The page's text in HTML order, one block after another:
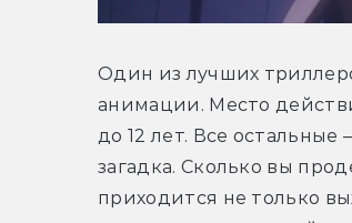
Один из лучших
анимации. Место
до 12 лет. Все
загадка. Сколько вы
приходится не только